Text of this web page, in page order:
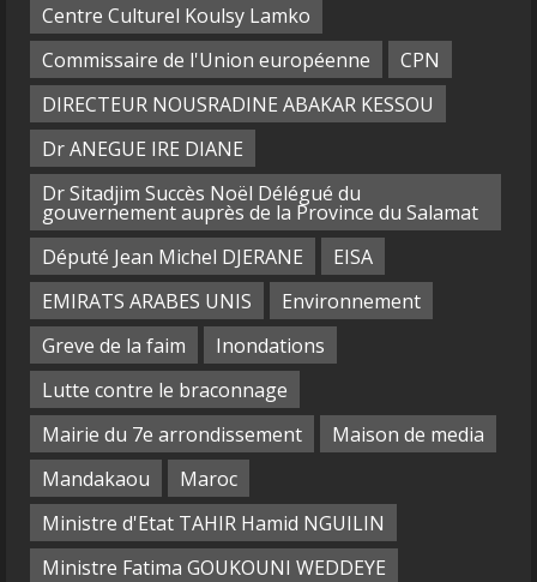
Centre Culturel Koulsy Lamko
Commissaire de l'Union européenne
CPN
DIRECTEUR NOUSRADINE ABAKAR KESSOU
Dr ANEGUE IRE DIANE
Dr Sitadjim Succès Noël Délégué du
gouvernement auprès de la Province du Salamat
Député Jean Michel DJERANE
EISA
EMIRATS ARABES UNIS
Environnement
Greve de la faim
Inondations
Lutte contre le braconnage
Mairie du 7e arrondissement
Maison de media
Mandakaou
Maroc
Ministre d'Etat TAHIR Hamid NGUILIN
Ministre Fatima GOUKOUNI WEDDEYE